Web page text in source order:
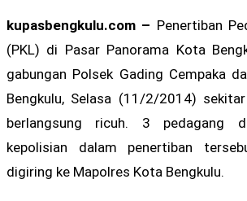
kupasbengkulu.com – Penertiban
(PKL) di Pasar Panorama Kota
gabungan Polsek Gading Cempaka
Bengkulu, Selasa (11/2/2014)
berlangsung ricuh. 3 pedagang
kepolisian dalam penertiban
digiring ke Mapolres Kota Bengkulu.